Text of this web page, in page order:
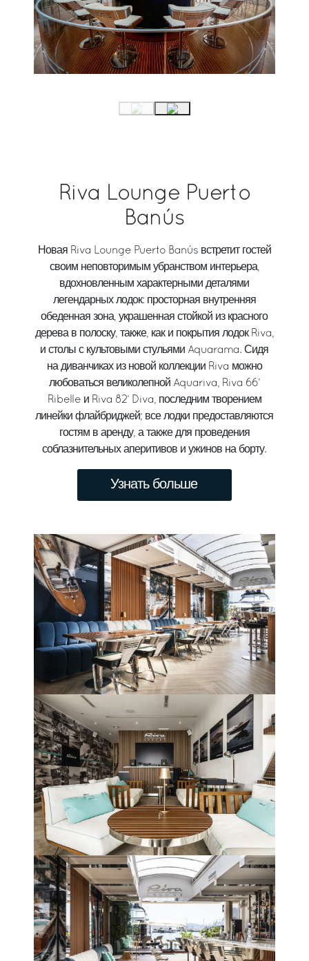
Riva Lounge Puerto
Banús
Новая Riva Lounge Puerto Banús встретит гостей
своим неповторимым убранством интерьера,
вдохновленным характерными деталями
легендарных лодок: просторная внутренняя
обеденная зона, украшенная стойкой из красного
дерева в полоску, также, как и покрытия лодок Riva,
и столы с культовыми стульями Aquarama. Сидя
на диванчиках из новой коллекции Riva можно
любоваться великолепной Aquariva, Riva 66’
Ribelle и Riva 82’ Diva, последним творением
линейки флайбриджей; все лодки предоставляются
гостям в аренду, а также для проведения
соблазнительных аперитивов и ужинов на борту.
Узнать больше